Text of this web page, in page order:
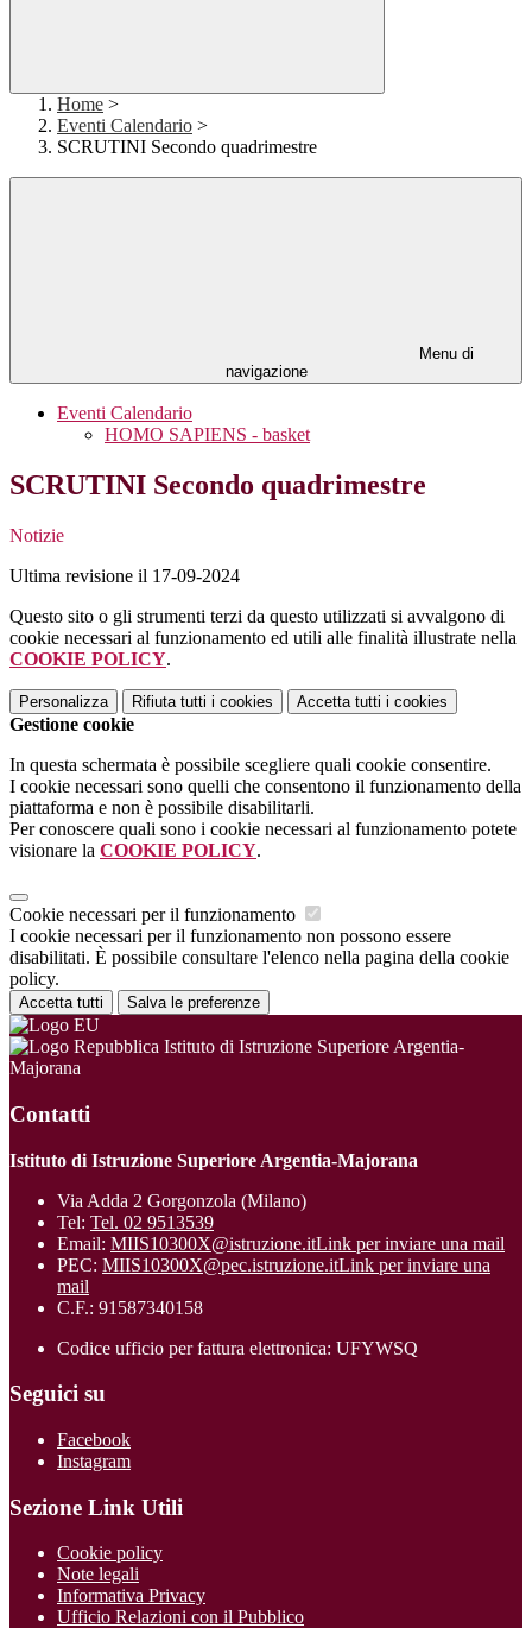
Home >
Eventi Calendario >
SCRUTINI Secondo quadrimestre
Menu di
navigazione
Eventi Calendario
HOMO SAPIENS - basket
SCRUTINI Secondo quadrimestre
Notizie
Ultima revisione il 17-09-2024
Questo sito o gli strumenti terzi da questo utilizzati si avvalgono di
cookie necessari al funzionamento ed utili alle finalità illustrate nella
COOKIE POLICY.
Personalizza Rifiuta tutti i cookies Accetta tutti i cookies
Gestione cookie
In questa schermata è possibile scegliere quali cookie consentire.
I cookie necessari sono quelli che consentono il funzionamento della
piattaforma e non è possibile disabilitarli.
Per conoscere quali sono i cookie necessari al funzionamento potete
visionare la COOKIE POLICY.
Cookie necessari per il funzionamento
I cookie necessari per il funzionamento non possono essere
disabilitati. È possibile consultare l'elenco nella pagina della cookie
policy.
Accetta tutti Salva le preferenze
Istituto di Istruzione Superiore Argentia-
Majorana
Contatti
Istituto di Istruzione Superiore Argentia-Majorana
Via Adda 2 Gorgonzola (Milano)
Tel: Tel. 02 9513539
Email: MIIS10300X@istruzione.itLink per inviare una mail
PEC: MIIS10300X@pec.istruzione.itLink per inviare una
mail
C.F.: 91587340158
Codice ufficio per fattura elettronica: UFYWSQ
Seguici su
Facebook
Instagram
Sezione Link Utili
Cookie policy
Note legali
Informativa Privacy
Ufficio Relazioni con il Pubblico